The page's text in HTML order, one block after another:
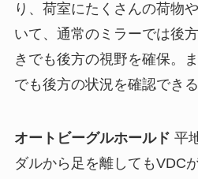
り、荷室にたくさんの荷物
いて、通常のミラーでは後
きでも後方の視野を確保。
でも後方の状況を確認できる
オートビーグルホールド 平
ダルから足を離してもVDC